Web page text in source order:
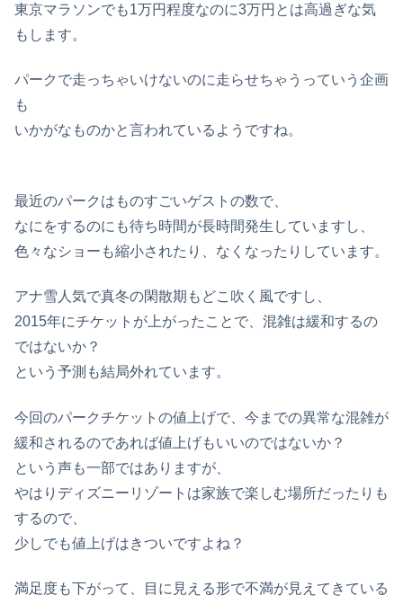
東京マラソンでも1万円程度なのに3万円とは高過ぎな気
もします。
パークで走っちゃいけないのに走らせちゃうっていう企画
も
いかがなものかと言われているようですね。
最近のパークはものすごいゲストの数で、
なにをするのにも待ち時間が長時間発生していますし、
色々なショーも縮小されたり、なくなったりしています。
アナ雪人気で真冬の閑散期もどこ吹く風ですし、
2015年にチケットが上がったことで、混雑は緩和するの
ではないか？
という予測も結局外れています。
今回のパークチケットの値上げで、今までの異常な混雑が
緩和されるのであれば値上げもいいのではないか？
という声も一部ではありますが、
やはりディズニーリゾートは家族で楽しむ場所だったりも
するので、
少しでも値上げはきついですよね？
満足度も下がって、目に見える形で不満が見えてきている